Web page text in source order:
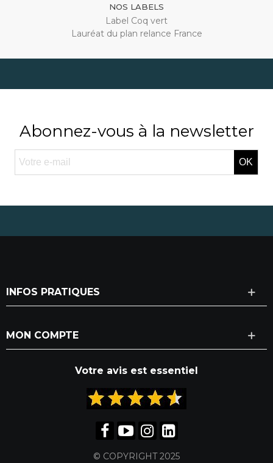
NOS LABELS
Label Coq vert
Lauréat du plan relance France
Abonnez-vous à la newsletter
OK
INFOS PRATIQUES
MON COMPTE
Votre avis est essentiel
© COPYRIGHT 2025